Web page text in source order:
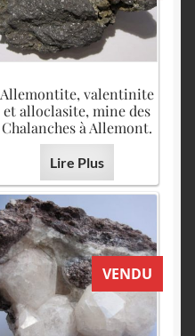
Allemontite, valentinite
et alloclasite, mine des
Chalanches à Allemont.
Lire Plus
VENDU